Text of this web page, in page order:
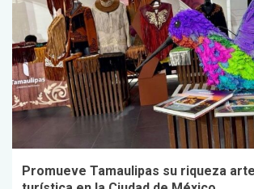
Promueve Tamaulipas su riqueza